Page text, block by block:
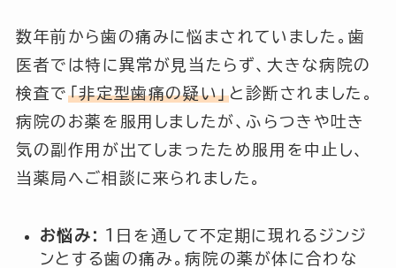
数年前から歯の痛みに悩まされていました。歯
医者では特に異常が見当たらず、大きな病院の
検査で 「非定型歯痛の疑い」と診断されました。
病院のお薬を服用しましたが、ふらつきや吐き
気の副作用が出てしまったため服用を中止し、
当薬局へご相談に来られました。
お悩み:
1日を通して不定期に現れるジンジ
ンとする歯の痛み。病院の薬が体に合わな